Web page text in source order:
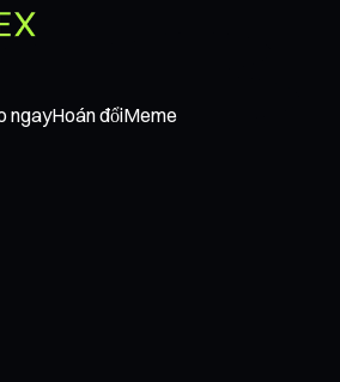
ngayHoán đổiMeme